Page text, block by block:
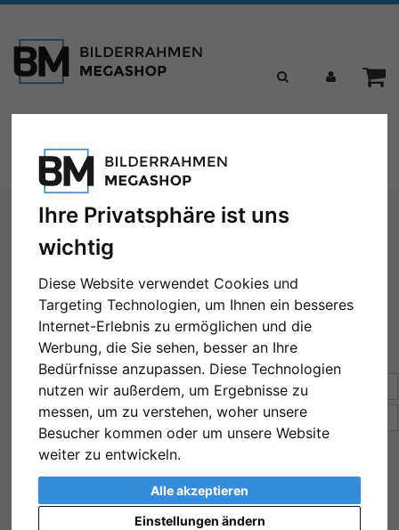
Ihre Privatsphäre ist uns
wichtig
Diese Website verwendet Cookies und
Targeting Technologien, um Ihnen ein besseres
Internet-Erlebnis zu ermöglichen und die
Werbung, die Sie sehen, besser an Ihre
Bedürfnisse anzupassen. Diese Technologien
nutzen wir außerdem, um Ergebnisse zu
messen, um zu verstehen, woher unsere
Besucher kommen oder um unsere Website
weiter zu entwickeln.
Alle akzeptieren
Einstellungen ändern
navigation
Formate 50x50 cm
50x50 cm
← Zurück 1 2 3 4 5 ... 17 Weiter →
Sortierung:Preis
Artikel pro Seite12